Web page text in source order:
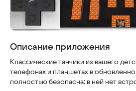
Описание приложения
Классические танчики из вашего
телефонах и планшетах в
полностью безопасна: в ней нет